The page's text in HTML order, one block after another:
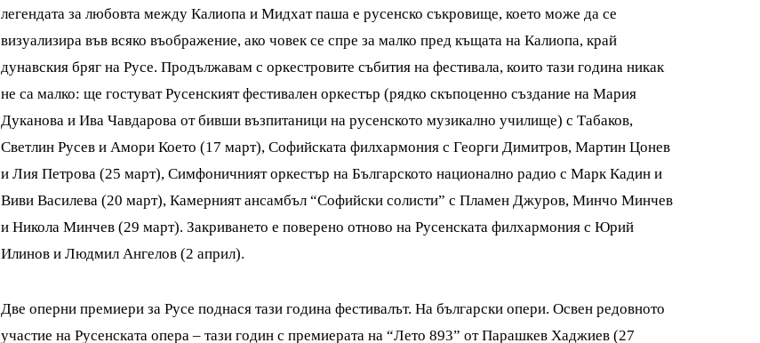
легендата за любовта между Калиопа и Мидхат паша е русенско съкровище, което може да се
визуализира във всяко въображение, ако човек се спре за малко пред къщата на Калиопа, край
дунавския бряг на Русе. Продължавам с оркестровите събития на фестивала, които тази година никак
не са малко: ще гостуват Русенският фестивален оркестър (рядко скъпоценно създание на Мария
Дуканова и Ива Чавдарова от бивши възпитаници на русенското музикално училище) с Табаков,
Светлин Русев и Амори Което (17 март), Софийската филхармония с Георги Димитров, Мартин Цонев
и Лия Петрова (25 март), Симфоничният оркестър на Българското национално радио с Марк Кадин и
Виви Василева (20 март), Камерният ансамбъл “Софийски солисти” с Пламен Джуров, Минчо Минчев
и Никола Минчев (29 март). Закриването е поверено отново на Русенската филхармония с Юрий
Илинов и Людмил Ангелов (2 април).
Две оперни премиери за Русе поднася тази година фестивалът. На български опери. Освен редовното
участие на Русенската опера – тази годин с премиерата на “Лето 893” от Парашкев Хаджиев (27